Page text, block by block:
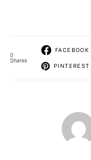
0
Shares
FACEBOOK
PINTEREST